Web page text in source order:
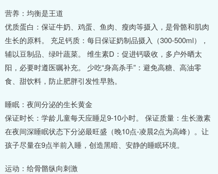
营养：均衡是王道
优质蛋白：保证牛奶、鸡蛋、鱼肉、瘦肉等摄入，是骨骼和肌肉
生长的原料。 充足钙质：每日保证奶制品摄入（300-500ml），
辅以豆制品、绿叶蔬菜。 维生素D：促进钙吸收，多户外晒太
阳，必要时遵医嘱补充。 少吃“身高杀手”：避免高糖、高油零
食、甜饮料，防止肥胖引发性早熟。
睡眠：夜间分泌的生长黄金
保证时长：学龄儿童每天应睡足9-10小时。 保证质量：生长激素
在夜间深睡眠状态下分泌最旺盛（晚10点-凌晨2点为高峰）。让
孩子尽量在9点半前入睡，创造黑暗、安静的睡眠环境。
运动：给骨骼纵向刺激